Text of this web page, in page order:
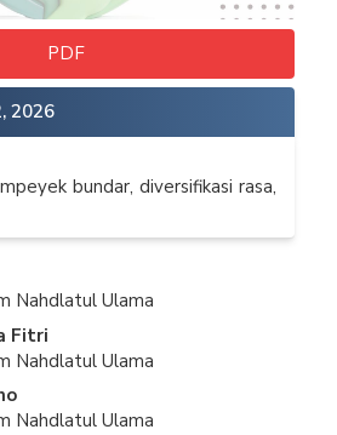
PDF
2026
bundar, diversifikasi rasa,
Nahdlatul Ulama
Fitri
Nahdlatul Ulama
Nahdlatul Ulama